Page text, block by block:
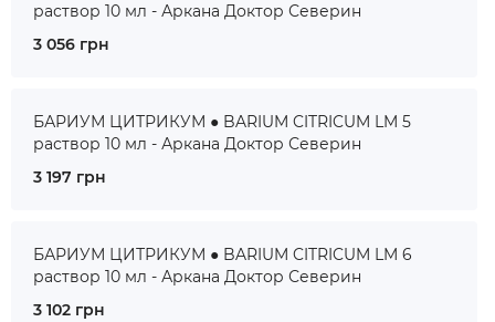
раствор 10 мл - Аркана Доктор Северин
3 056 грн
БАРИУМ ЦИТРИКУМ ● BARIUM CITRICUM LM 5
раствор 10 мл - Аркана Доктор Северин
3 197 грн
БАРИУМ ЦИТРИКУМ ● BARIUM CITRICUM LM 6
раствор 10 мл - Аркана Доктор Северин
3 102 грн